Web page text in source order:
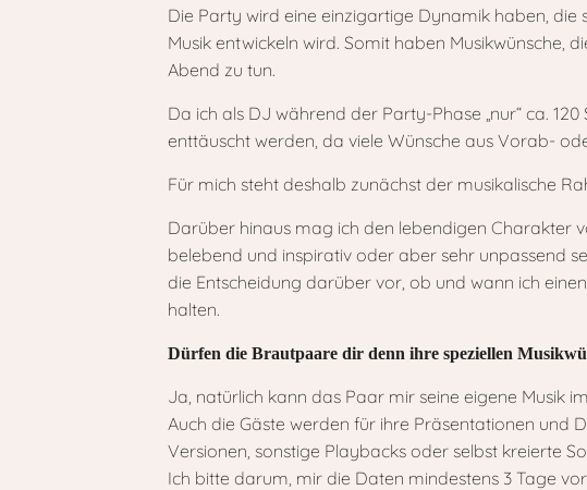
Die Party wird eine einzigartige Dynamik haben,
Musik entwickeln wird. Somit haben Musikwünsche,
Abend zu tun.
Da ich als DJ während der Party-Phase „nur“ ca.
enttäuscht werden, da viele Wünsche aus Vorab-
Für mich steht deshalb zunächst der musikalische
Darüber hinaus mag ich den lebendigen Charakter
belebend und inspirativ oder aber sehr unpassend
die Entscheidung darüber vor, ob und wann ich
halten.
Dürfen die Brautpaare dir denn ihre speziellen
Ja, natürlich kann das Paar mir seine eigene Musik
Auch die Gäste werden für ihre Präsentationen und
Versionen, sonstige Playbacks oder selbst kreierte
Ich bitte darum, mir die Daten mindestens 3 Tage